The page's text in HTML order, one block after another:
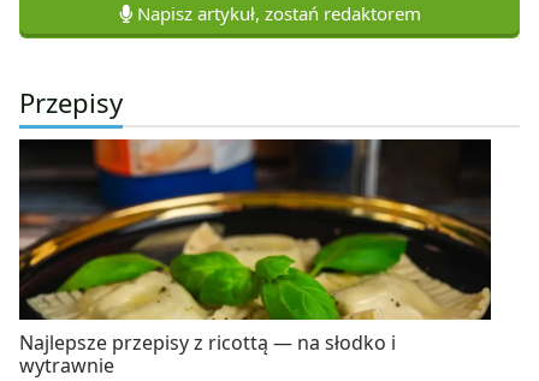
Napisz artykuł, zostań redaktorem
Przepisy
Najlepsze przepisy z ricottą — na słodko i
wytrawnie